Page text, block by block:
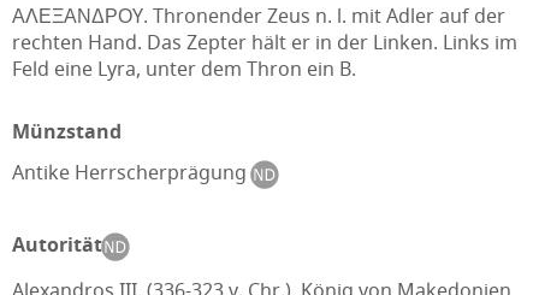
ΑΛΕΞΑΝΔΡΟY. Thronender Zeus n. l. mit Adler auf der
rechten Hand. Das Zepter hält er in der Linken. Links im
Feld eine Lyra, unter dem Thron ein B.
Münzstand
Antike Herrscherprägung
Autorität